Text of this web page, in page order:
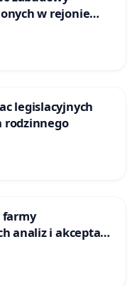
w rejonie
Białej
legislacyjnych
rodzinnego
farmy
analiz i akceptacji